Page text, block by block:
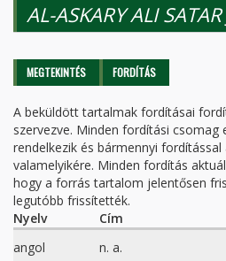
AL-ASKARY ALI SATAR
Elsődleges fülek
MEGTEKINTÉS FORDÍTÁS
A beküldött tartalmak fordításai
szervezve. Minden fordítási
rendelkezik és bármennyi fordítással
valamelyikére. Minden fordítás
hogy a forrás tartalom jelentősen
legutóbb frissítették.
Nyelv
Cím
angol
n. a.